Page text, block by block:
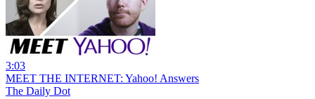
3:03
MEET THE INTERNET: Yahoo! Answers
The Daily Dot